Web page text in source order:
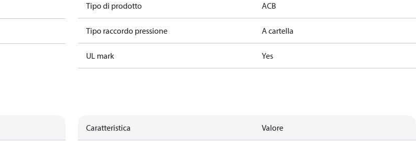
Tipo di prodotto ACB
Tipo raccordo pressione A cartella
UL mark Yes
Caratteristica Valore